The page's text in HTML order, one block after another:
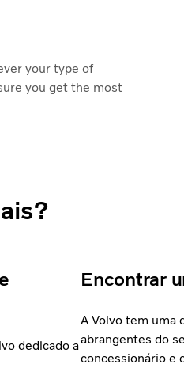
your type of
you get the most
dedicado a
Encontrar
A Volvo tem uma
abrangentes do
concessionário e